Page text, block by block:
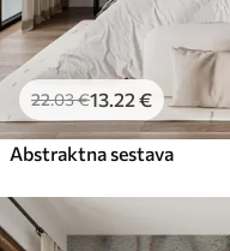
22.03€13 .22 €
Abstraktna sestava